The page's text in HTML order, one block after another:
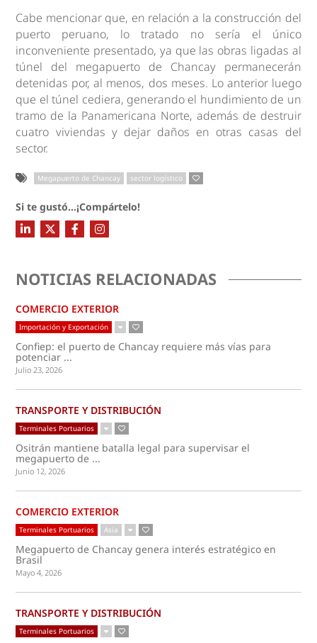
Cabe mencionar que, en relación a la construcción del
puerto peruano, lo tratado no sería el único
inconveniente presentado, ya que las obras ligadas al
túnel del megapuerto de Chancay permanecerán
detenidas por, al menos, dos meses. Lo anterior luego
que el túnel cediera, generando el hundimiento de un
tramo de la Panamericana Norte, además de destruir
cuatro viviendas y dejar daños en otras casas del
sector.
Megapuerto de Chancay sector logístico
Si te gustó...¡Compártelo!
NOTICIAS RELACIONADAS
COMERCIO EXTERIOR
Importación y Exportación
Confiep: el puerto de Chancay requiere más vías para
potenciar ...
Julio 23, 2026
TRANSPORTE Y DISTRIBUCIÓN
Terminales Portuarios
Ositrán mantiene batalla legal para supervisar el
megapuerto de ...
Junio 12, 2026
COMERCIO EXTERIOR
Terminales Portuarios Asia
Megapuerto de Chancay genera interés estratégico en
Brasil
Mayo 4, 2026
TRANSPORTE Y DISTRIBUCIÓN
Terminales Portuarios